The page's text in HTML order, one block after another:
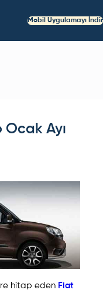
Mobil Uygulamayı İndir
Ayı
hitap eden Fiat